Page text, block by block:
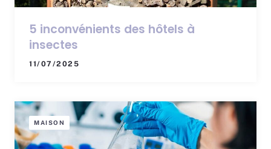
5 inconvénients des hôtels à
insectes
11/07/2025
MAISON